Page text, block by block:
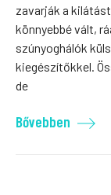
zavarják a
könnyebbé vált,
szúnyoghálók
kiegészítőkkel.
de
Bővebben